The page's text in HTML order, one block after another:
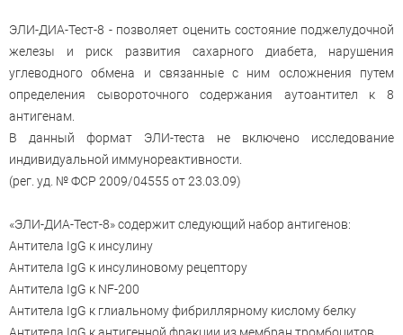
ЭЛИ-ДИА-Тест-8 - позволяет оценить состояние поджелудочной
железы и риск развития сахарного диабета, нарушения
углеводного обмена и связанные с ним осложнения путем
определения сывороточного содержания аутоантител к 8
антигенам.
В данный формат ЭЛИ-теста не включено исследование
индивидуальной иммунореактивности.
(рег. уд. № ФСР 2009/04555 от 23.03.09)
«ЭЛИ-ДИА-Тест-8» содержит следующий набор антигенов:
Антитела IgG к инсулину
Антитела IgG к инсулиновому рецептору
Антитела IgG к NF-200
Антитела IgG к глиальному фибриллярному кислому белку